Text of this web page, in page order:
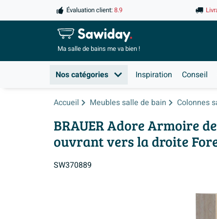
Évaluation client:8.9
Ma salle debains me va bien !
Nos catégories Inspiration Conseil
Accueil Meubles salle de bain Colonnes
BRAUER Adore Armoire
ouvrant vers la droite
SW370889